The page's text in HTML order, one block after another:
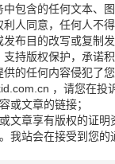
包含的任何文本、
人同意，任何人不
布目的改写或复制
持版权保护，承诺
的任何内容侵犯了
，请您在投
或文章的链接；
文章享有版权的证明
我站会在接受到您